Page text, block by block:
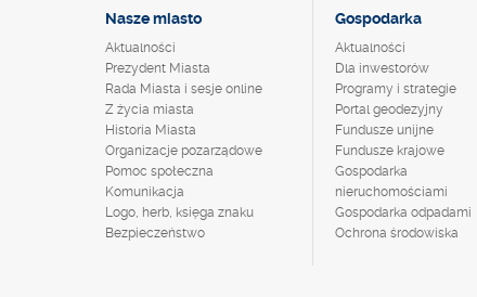
Nasze miasto
Aktualności
Prezydent Miasta
Rada Miasta i sesje online
Z życia miasta
Historia Miasta
Organizacje pozarządowe
Pomoc społeczna
Komunikacja
Logo, herb, księga znaku
Bezpieczeństwo
Gospodarka
Aktualności
Dla inwestorów
Programy i strategie
Portal geodezyjny
Fundusze unijne
Fundusze krajowe
Gospodarka
nieruchomościami
Gospodarka odpadami
Ochrona środowiska